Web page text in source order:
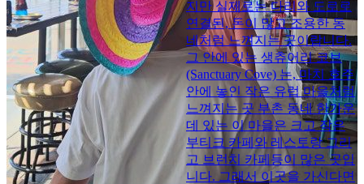
지만 실제로는 다리와 도로로
연결된, 돈이 많고 조용한 동
네처럼 느껴지는 곳이랍니다.
그 안에 있는 생츄어리 코브
(Sanctuary Cove) 는, 마치 호주
안에 놓인 작은 유럽 마을처럼
느껴지는 곳 부촌 동네 한가운
데 있는 이 마을은 크고 작은
부티크 카페와 레스토랑 그리
고 브런치 카페등이 많은 곳입
니다. 그래서 이곳을 가신다면